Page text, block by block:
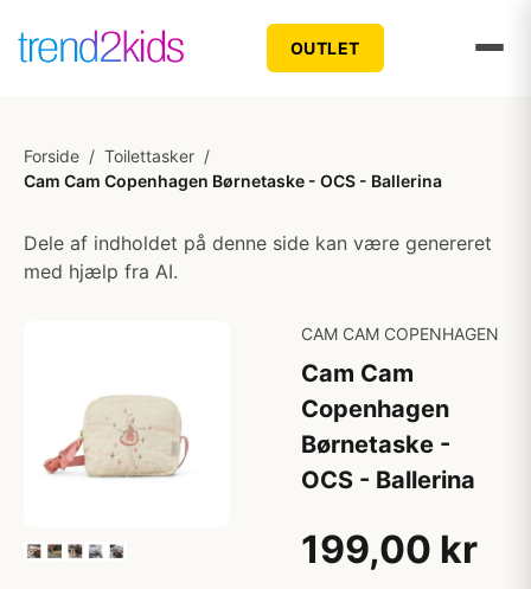
OUTLET
Forside / Toilettasker /
Cam Cam Copenhagen Børnetaske - OCS - Ballerina
Dele af indholdet på denne side kan være genereret
med hjælp fra AI.
CAM CAM COPENHAGEN
Cam Cam
Copenhagen
Børnetaske -
OCS - Ballerina
199,00 kr